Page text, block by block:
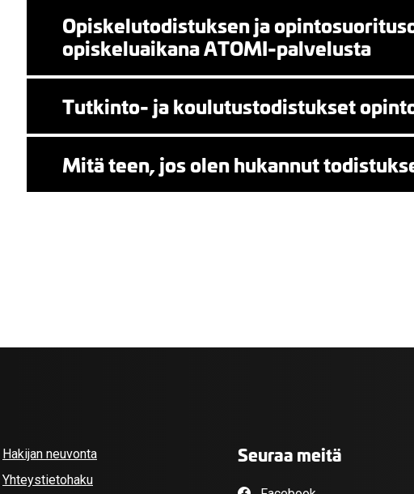
Opiskelutodistuksen ja
opiskeluaikana ATOMI-palvelusta
Tutkinto- ja koulutustodistukset
Mitä teen, jos olen hukannut
Hakijan neuvonta
Yhteystietohaku
Seuraa meitä